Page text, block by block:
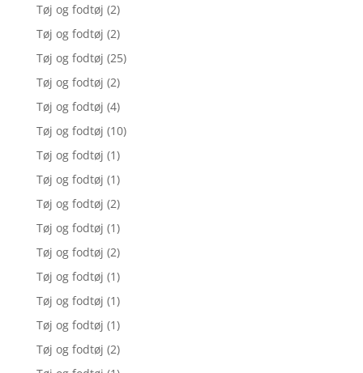
Tøj og fodtøj (2)
Tøj og fodtøj (2)
Tøj og fodtøj (25)
Tøj og fodtøj (2)
Tøj og fodtøj (4)
Tøj og fodtøj (10)
Tøj og fodtøj (1)
Tøj og fodtøj (1)
Tøj og fodtøj (2)
Tøj og fodtøj (1)
Tøj og fodtøj (2)
Tøj og fodtøj (1)
Tøj og fodtøj (1)
Tøj og fodtøj (1)
Tøj og fodtøj (2)